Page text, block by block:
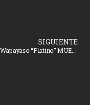
SIGUIENTE
Video. Wapayaso “Platino” MUESTRA TODO al preparar “aguachile”